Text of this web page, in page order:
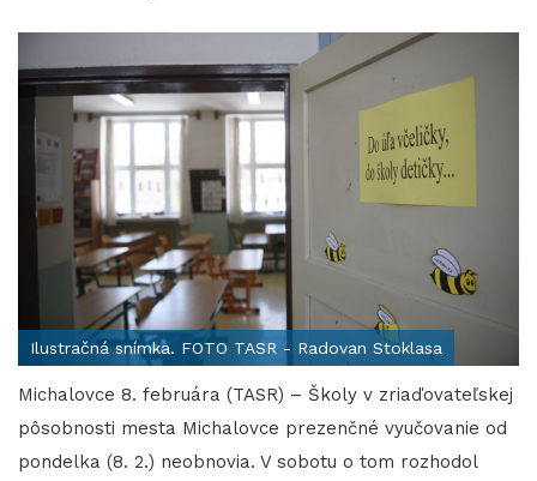
Ilustračná snímka. FOTO TASR - Radovan Stoklasa
Michalovce 8. februára (TASR) – Školy v zriaďovateľskej
pôsobnosti mesta Michalovce prezenčné vyučovanie od
pondelka (8. 2.) neobnovia. V sobotu o tom rozhodol